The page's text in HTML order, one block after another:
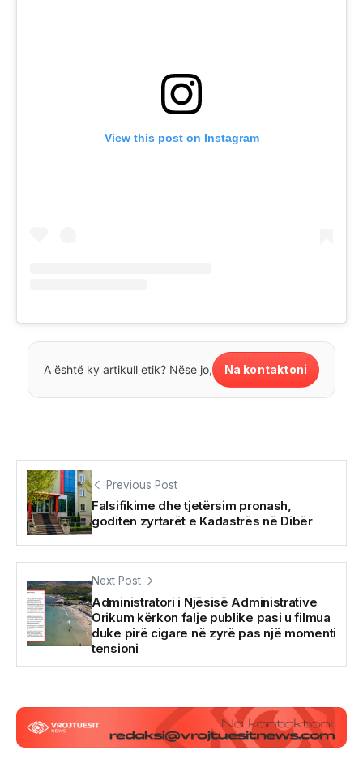
View this post on Instagram
A është ky artikull etik? Nëse jo, Na kontaktoni
Previous Post
Falsifikime dhe tjetërsim pronash,
goditen zyrtarët e Kadastrës në Dibër
Next Post
Administratori i Njësisë Administrative
Orikum kërkon falje publike pasi u filmua
duke pirë cigare në zyrë pas një momenti
tensioni